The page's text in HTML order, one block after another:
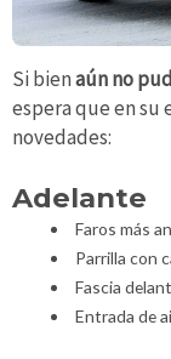
Si bienaún no
espera que en su
novedades:
Adelante
Faros más
Parrilla con
Fascia
Entrada de